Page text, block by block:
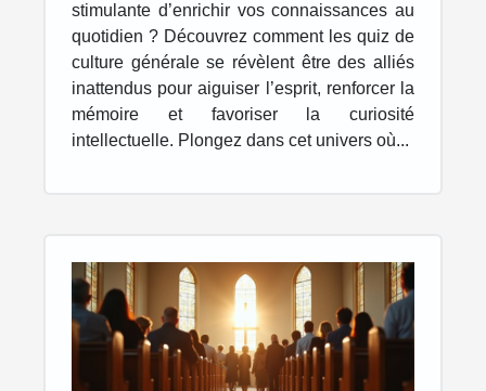
stimulante d’enrichir vos connaissances au
quotidien ? Découvrez comment les quiz de
culture générale se révèlent être des alliés
inattendus pour aiguiser l’esprit, renforcer la
mémoire et favoriser la curiosité
intellectuelle. Plongez dans cet univers où...